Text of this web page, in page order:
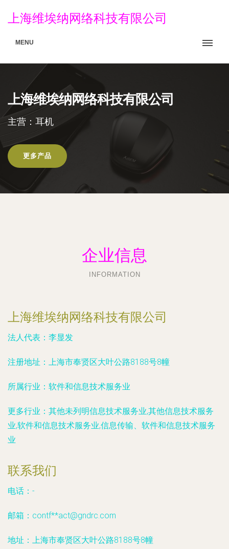
上海维埃纳网络科技有限公司
MENU
上海维埃纳网络科技有限公司
主营：耳机
更多产品
企业信息
INFORMATION
上海维埃纳网络科技有限公司
法人代表： 李显发
注册地址： 上海市奉贤区大叶公路8188号8幢
所属行业： 软件和信息技术服务业
更多行业： 其他未列明信息技术服务业,其他信息技术服务
业,软件和信息技术服务业,信息传输、软件和信息技术服务
业
联系我们
电话：-
邮箱：contf**act@gndrc.com
地址：上海市奉贤区大叶公路8188号8幢